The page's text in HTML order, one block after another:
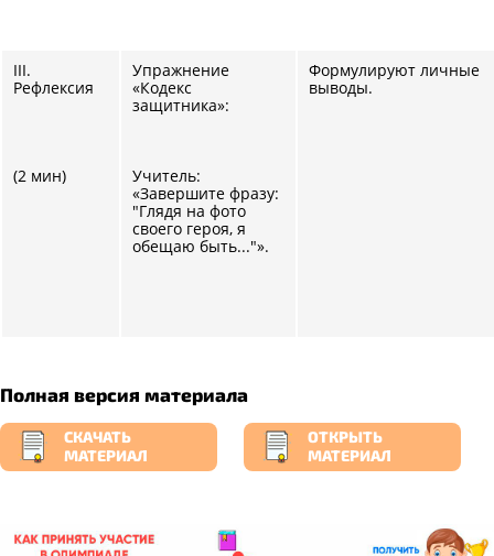
III.
Рефлексия
(2 мин)
Упражнение
«Кодекс
защитника»:
Учитель:
«Завершите фразу:
"Глядя на фото
своего героя, я
обещаю быть..."».
Формулируют личные
выводы.
Полная версия материала
СКАЧАТЬ
МАТЕРИАЛ
ОТКРЫТЬ
МАТЕРИАЛ